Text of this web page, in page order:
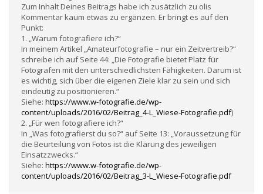
Zum Inhalt Deines Beitrags habe ich zusätzlich zu olis
Kommentar kaum etwas zu ergänzen. Er bringt es auf den
Punkt:
1. „Warum fotografiere ich?“
In meinem Artikel „Amateurfotografie – nur ein Zeitvertreib?“
schreibe ich auf Seite 44: „Die Fotografie bietet Platz für
Fotografen mit den unterschiedlichsten Fähigkeiten. Darum ist
es wichtig, sich über die eigenen Ziele klar zu sein und sich
eindeutig zu positionieren.“
Siehe: https://www.w-fotografie.de/wp-
content/uploads/2016/02/Beitrag_4-L_Wiese-Fotografie.pdf)
2. „Für wen fotografiere ich?“
In „Was fotografierst du so?“ auf Seite 13: „Voraussetzung für
die Beurteilung von Fotos ist die Klärung des jeweiligen
Einsatzzwecks.“
Siehe: https://www.w-fotografie.de/wp-
content/uploads/2016/02/Beitrag_3-L_Wiese-Fotografie.pdf